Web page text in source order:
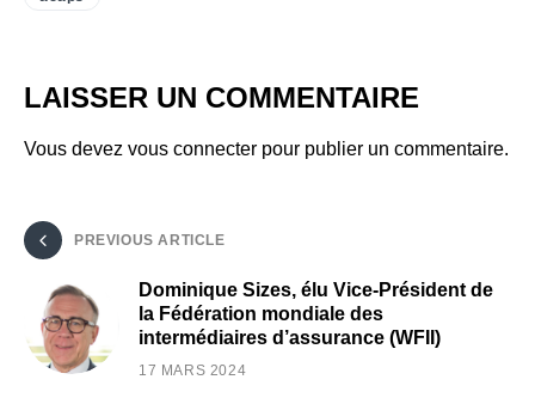
LAISSER UN COMMENTAIRE
Vous devez vous connecter pour publier un commentaire.
PREVIOUS ARTICLE
Dominique Sizes, élu Vice-Président de
la Fédération mondiale des
intermédiaires d’assurance (WFII)
17 MARS 2024